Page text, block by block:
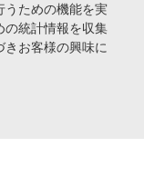
ジャパン株式会
：〒105-0001 東
うための機能を実
の統計情報を収集
お客様の興味に